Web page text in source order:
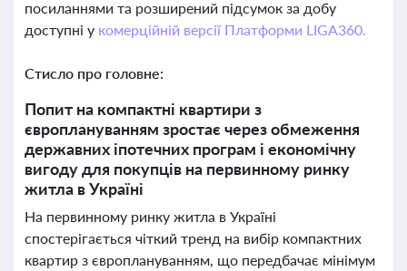
посиланнями та розширений підсумок за добу
доступні у комерційній версії Платформи LIGA360.
Стисло про головне:
Попит на компактні квартири з
європлануванням зростає через обмеження
державних іпотечних програм і економічну
вигоду для покупців на первинному ринку
житла в Україні
На первинному ринку житла в Україні
спостерігається чіткий тренд на вибір компактних
квартир з європлануванням, що передбачає мінімум